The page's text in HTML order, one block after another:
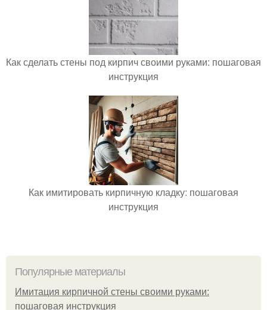
Как сделать стены под кирпич своими руками: пошаговая
инструкция
Как имитировать кирпичную кладку: пошаговая
инструкция
Популярные материалы
Имитация кирпичной стены своими руками:
пошаговая инструкция